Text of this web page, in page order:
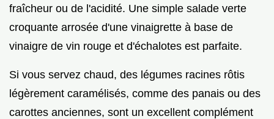
fraîcheur ou de l'acidité. Une simple salade verte
croquante arrosée d'une vinaigrette à base de
vinaigre de vin rouge et d'échalotes est parfaite.
Si vous servez chaud, des légumes racines rôtis
légèrement caramélisés, comme des panais ou des
carottes anciennes, sont un excellent complément